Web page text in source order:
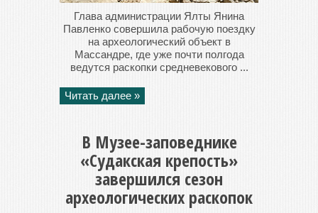
Глава администрации Ялты Янина
Павленко совершила рабочую поездку
на археологический объект в
Массандре, где уже почти полгода
ведутся раскопки средневекового ...
Читать далее »
В Музее-заповеднике
«Судакская крепость»
завершился сезон
археологических раскопок